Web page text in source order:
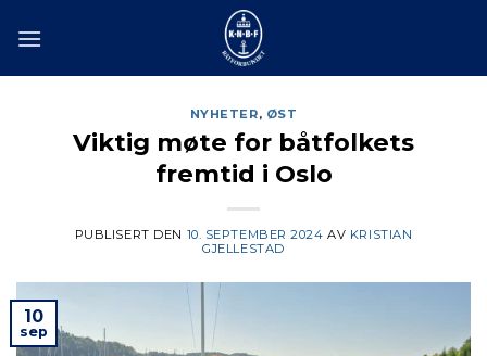
NYHETER, ØST
Viktig møte for båtfolkets
fremtid i Oslo
PUBLISERT DEN 10. SEPTEMBER 2024 AV KRISTIAN
GJELLESTAD
10
sep